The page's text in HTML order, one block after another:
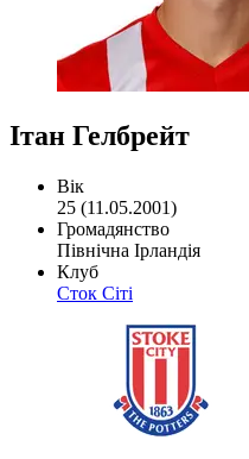
Ітан Гелбрейт
Вік
25 (11.05.2001)
Громадянство
Північна Ірландія
Клуб
Сток Сіті